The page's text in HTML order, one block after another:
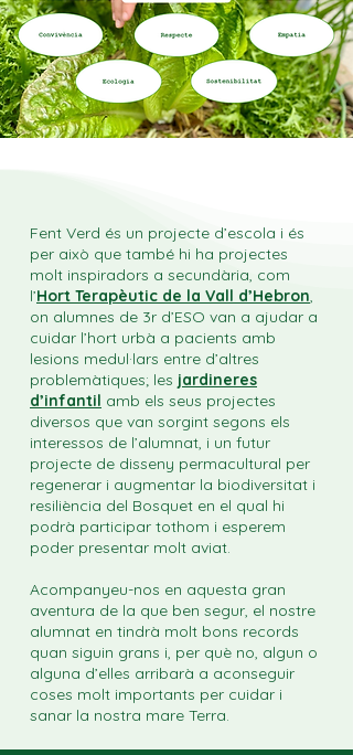
Fent Verd és un projecte d’escola i és
per això que també hi ha projectes
molt inspiradors a secundària, com
l’Hort Terapèutic de la Vall d’Hebron,
on alumnes de 3r d’ESO van a ajudar a
cuidar l’hort urbà a pacients amb
lesions medul·lars entre d’altres
problemàtiques; les jardineres
d’infantil amb els seus projectes
diversos que van sorgint segons els
interessos de l’alumnat, i un futur
projecte de disseny permacultural per
regenerar i augmentar la biodiversitat i
resiliència del Bosquet en el qual hi
podrà participar tothom i esperem
poder presentar molt aviat.
Acompanyeu-nos en aquesta gran
aventura de la que ben segur, el nostre
alumnat en tindrà molt bons records
quan siguin grans i, per què no, algun o
alguna d’elles arribarà a aconseguir
coses molt importants per cuidar i
sanar la nostra mare Terra.